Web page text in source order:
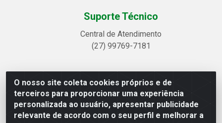
O nosso site coleta cookies próprios e de
terceiros para proporcionar uma experiência
personalizada ao usuário, apresentar publicidade
relevante de acordo com o seu perfil e melhorar a
Suporte Técnico
Central de Atendimento
(27) 99769-7181
Linhavix Distribuidora LTDA - Avenida Alegre, 2521 -
Quadra314 Lote 05 e 07 - Shell, Linhares/ES - CEP
29.901-605 - CNPJ 20.857.514/0001-75